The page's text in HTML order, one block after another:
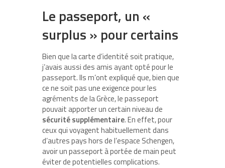
Le passeport, un «
surplus » pour certains
Bien que la carte d’identité soit pratique,
j’avais aussi des amis ayant opté pour le
passeport. Ils m’ont expliqué que, bien que
ce ne soit pas une exigence pour les
agréments de la Grèce, le passeport
pouvait apporter un certain niveau de
sécurité supplémentaire. En effet, pour
ceux qui voyagent habituellement dans
d’autres pays hors de l’espace Schengen,
avoir un passeport à portée de main peut
éviter de potentielles complications.